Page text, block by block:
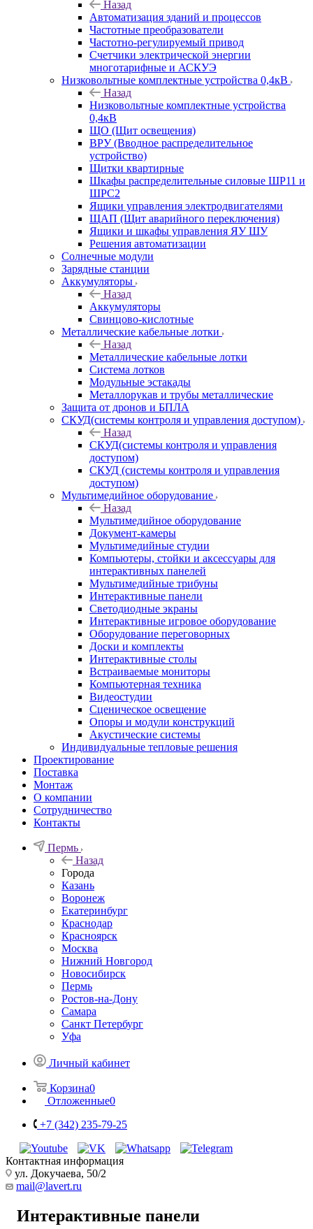
Назад
Автоматизация зданий и процессов
Частотные преобразователи
Частотно-регулируемый привод
Счетчики электрической энергии
многотарифные и АСКУЭ
Низковольтные комплектные устройства 0,4кВ
Назад
Низковольтные комплектные устройства
0,4кВ
ЩО (Щит освещения)
ВРУ (Вводное распределительное
устройство)
Щитки квартирные
Шкафы распределительные силовые ШР11 и
ШРС2
Ящики управления электродвигателями
ЩАП (Щит аварийного переключения)
Ящики и шкафы управления ЯУ ШУ
Решения автоматизации
Солнечные модули
Зарядные станции
Аккумуляторы
Назад
Аккумуляторы
Свинцово-кислотные
Металлические кабельные лотки
Назад
Металлические кабельные лотки
Система лотков
Модульные эстакады
Металлорукав и трубы металлические
Защита от дронов и БПЛА
СКУД(системы контроля и управления доступом)
Назад
СКУД(системы контроля и управления
доступом)
СКУД (системы контроля и управления
доступом)
Мультимедийное оборудование
Назад
Мультимедийное оборудование
Документ-камеры
Мультимедийные студии
Компьютеры, стойки и аксессуары для
интерактивных панелей
Мультимедийные трибуны
Интерактивные панели
Светодиодные экраны
Интерактивные игровое оборудование
Оборудование переговорных
Доски и комплекты
Интерактивные столы
Встраиваемые мониторы
Компьютерная техника
Видеостудии
Cценическое освещение
Опоры и модули конструкций
Акустические системы
Индивидуальные тепловые решения
Проектирование
Поставка
Монтаж
О компании
Сотрудничество
Контакты
Пермь
Назад
Города
Казань
Воронеж
Екатеринбург
Краснодар
Красноярск
Москва
Нижний Новгород
Новосибирск
Пермь
Ростов-на-Дону
Самара
Санкт Петербург
Уфа
Личный кабинет
Корзина0
Отложенные0
+7 (342) 235-79-25
Контактная информация
ул. Докучаева, 50/2
mail@lavert.ru
Интерактивные панели